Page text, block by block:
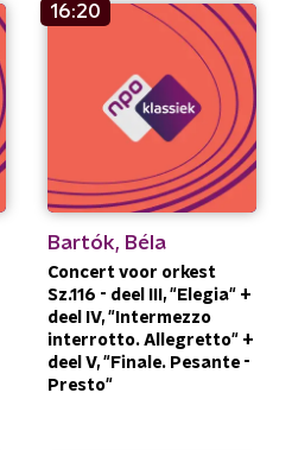
16:20
Bartók, Béla
Concert voor orkest
Sz.116 - deel III, "Elegia" +
deel IV, "Intermezzo
interrotto. Allegretto" +
deel V, "Finale. Pesante -
Presto"